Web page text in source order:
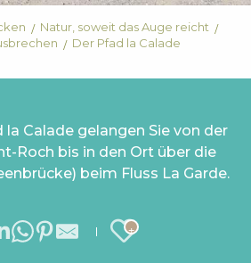
Natur, soweit das Auge reicht
Der Pfad la Calade
Calade gelangen Sie von der
Roch bis in den Ort über die
beim Fluss La Garde.
Ajouter